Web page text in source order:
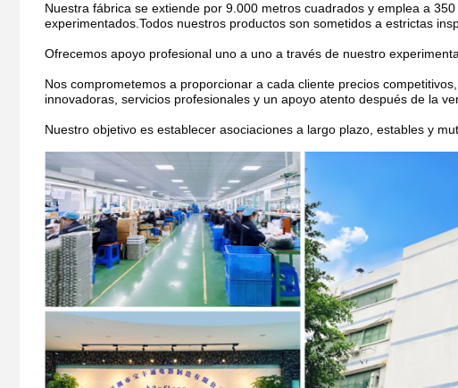
Nuestra fábrica se extiende por 9.000 metros cuadrados y emplea a
experimentados.Todos nuestros productos son sometidos a estrictas
Ofrecemos apoyo profesional uno a uno a través de nuestro
Nos comprometemos a proporcionar a cada cliente precios
innovadoras, servicios profesionales y un apoyo atento después de la
Nuestro objetivo es establecer asociaciones a largo plazo, estables y